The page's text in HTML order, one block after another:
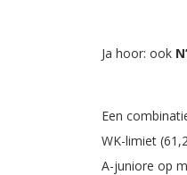
Ja hoor: ook
Een
WK-limiet
A-juniore op